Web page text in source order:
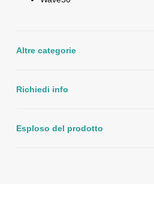
Altre categorie
Richiedi info
Esploso del prodotto